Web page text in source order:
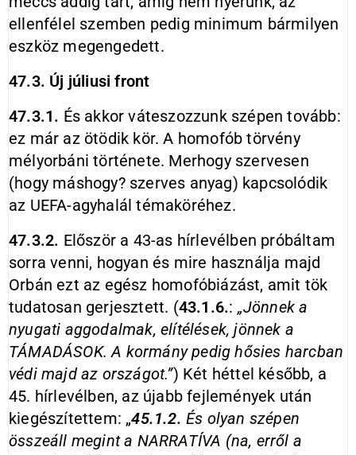
ellenfélel szemben pedig minimum bármilyen
eszköz megengedett.
47.3. Új júliusi front
47.3.1. És akkor váteszozzunk szépen tovább:
ez már az ötödik kör. A homofób törvény
mélyorbáni története. Merhogy szervesen
(hogy máshogy? szerves anyag) kapcsolódik
az UEFA-agyhalál témaköréhez.
47.3.2. Először a 43-as hírlevélben próbáltam
sorra venni, hogyan és mire használja majd
Orbán ezt az egész homofóbiázást, amit tök
tudatosan gerjesztett. (43.1.6.: „Jönnek a
nyugati aggodalmak, elítélések, jönnek a
TÁMADÁSOK. A kormány pedig hősies harcban
védi majd az országot.”) Két héttel később, a
45. hírlevélben, az újabb fejlemények után
kiegészítettem: „45.1.2. És olyan szépen
összeáll megint a NARRATÍVA (na, erről a